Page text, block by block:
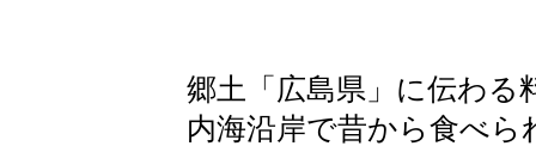
郷土「広島県」に伝わ
内海沿岸で昔から食べ